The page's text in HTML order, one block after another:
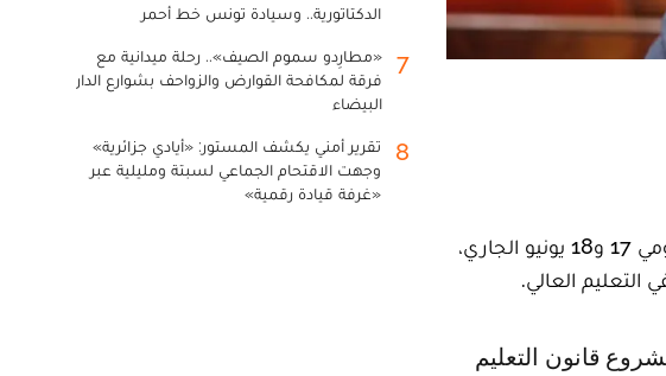
تستعد النقابة الوطنية لموظفي التعليم العالي والأحياء الجامعية عن لخوض إضراب لمدة 48 ساعة يومي 17 و18 يونيو الجاري،
العالي.
الدكتاتورية.. وسيادة تونس خط أحمر
7
«مطارِدو سموم الصيف».. رحلة ميدانية مع
فرقة لمكافحة القوارض والزواحف بشوارع الدار
البيضاء
8
تقرير أمني يكشف المستور: «أيادي جزائرية»
وجهت الاقتحام الجماعي لسبتة ومليلية عبر
«غرفة قيادة رقمية»